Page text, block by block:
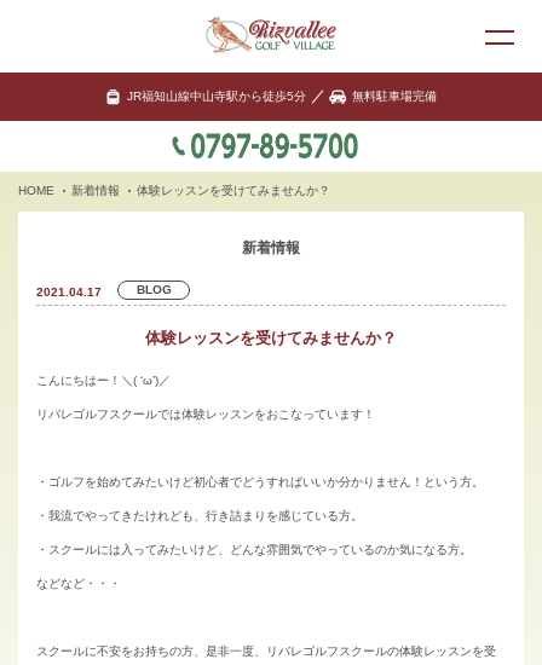
JR福知山線中山寺駅から徒歩5分 無料駐車場完備
HOME 新着情報 体験レッスンを受けてみませんか？
新着情報
2021.04.17 BLOG
体験レッスンを受けてみませんか？
こんにちはー！＼( ‘ω’)／
リバレゴルフスクールでは体験レッスンをおこなっています！
・ゴルフを始めてみたいけど初心者でどうすればいいか分かりません！という方。
・我流でやってきたけれども、行き詰まりを感じている方。
・スクールには入ってみたいけど、どんな雰囲気でやっているのか気になる方。
などなど・・・
スクールに不安をお持ちの方、是非一度、リバレゴルフスクールの体験レッスンを受